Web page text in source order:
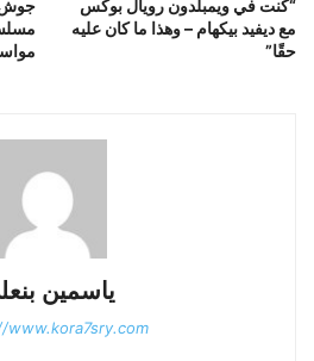
جوش
“كنت في ويمبلدون رويال بوكس ​​
مع ديفيد بيكهام – وهذا ما كان عليه
حقًا”
ياسمين